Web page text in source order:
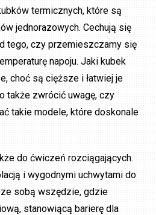
termicznych, które są
jednorazowych. Cechują się
tego, czy przemieszczamy się
napoju. Jaki kubek
choć są cięższe i łatwiej je
także zwrócić uwagę, czy
takie modele, które doskonale
do ćwiczeń rozciągających.
i wygodnymi uchwytami do
ze sobą wszędzie, gdzie
stanowiącą barierę dla